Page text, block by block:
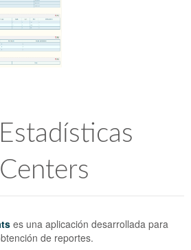
es una aplicación desarrollada para
de reportes.